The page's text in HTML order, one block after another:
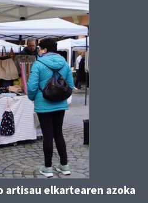
artisau elkartearen azoka